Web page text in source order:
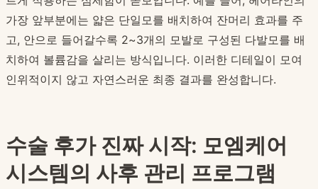
가장 앞부분에는 얇은 단일모를 배치하여 잔머리 효과를 주
고, 안으로 들어갈수록 2~3개의 모발로 구성된 다발모를 배
치하여 볼륨감을 살리는 방식입니다. 이러한 디테일이 모여
인위적이지 않고 자연스러운 최종 결과를 완성합니다.
수술 후가 진짜 시작: 모엠케어
시스템의 사후 관리 프로그램